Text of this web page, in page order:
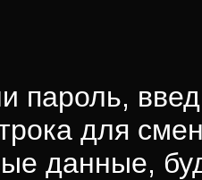
пароль,
для
данные,